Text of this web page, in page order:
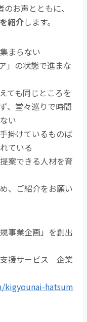
お声とともに、
紹介します。
まらない
」の状態で進まな
ても同じところを
、堂々巡りで時間
い
掛けているものば
ている
案できる人材を育
、ご紹介をお願い
事業企画」を創出
支援サービス 企業
kigyounai-hatsum